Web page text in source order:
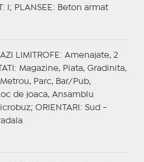
: I; PLANSEE : Beton armat
LIMITROFE : Amenajate, 2
: Magazine, Piata, Gradinita,
Parc, Bar/Pub,
de joaca, Ansamblu
ORIENTARI : Sud -